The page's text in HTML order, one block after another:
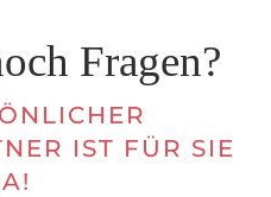
Fragen?
IST FÜR SIE